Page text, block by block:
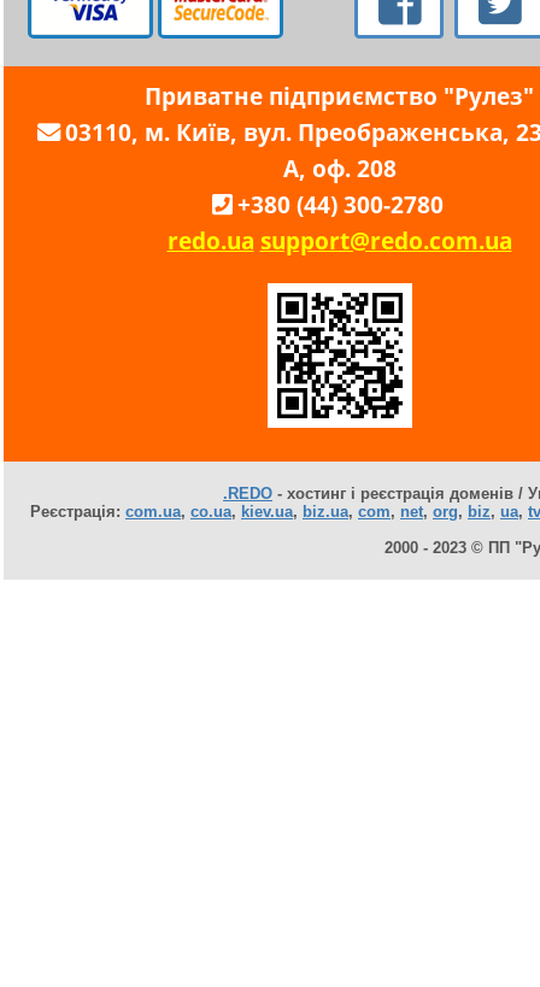
Приватне підприємство "Рулез"
03110, м. Київ, вул. Преображенська,
А, оф. 208
+380 (44) 300-2780
redo.ua support@redo.com.ua
.REDO - хостинг і реєстрація доменів /
Реєстрація: com.ua, co.ua, kiev.ua, biz.ua, com, net, org, biz, ua, tv
2000 - 2023 © ПП